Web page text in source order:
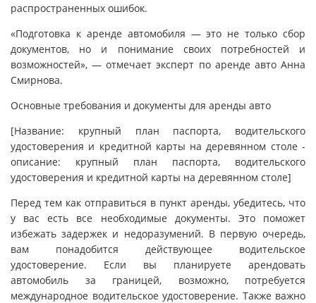
распространенных ошибок.
«Подготовка к аренде автомобиля — это не только сбор
документов, но и понимание своих потребностей и
возможностей», — отмечает эксперт по аренде авто Анна
Смирнова.
Основные требования и документы для аренды авто
[Название: крупный план паспорта, водительского
удостоверения и кредитной карты на деревянном столе -
описание: крупный план паспорта, водительского
удостоверения и кредитной карты на деревянном столе]
Перед тем как отправиться в пункт аренды, убедитесь, что
у вас есть все необходимые документы. Это поможет
избежать задержек и недоразумений. В первую очередь,
вам понадобится действующее водительское
удостоверение. Если вы планируете арендовать
автомобиль за границей, возможно, потребуется
международное водительское удостоверение. Также важно